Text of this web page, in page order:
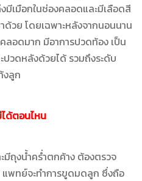
เมือกในช่องคลอดและมีเลือดสี
วย โดยเฉพาะหลังจากนอนนาน
อดมาก มีอาการปวดท้อง เป็น
ปวดหลังด้วยได้ รวมถึงระดับ
งลูก
ด้ตอนไหน
ถุงน้ำคร่ำตกค้าง ต้องตรวจ
แพทย์จะทำการขูดมดลูก ซึ่งถือ